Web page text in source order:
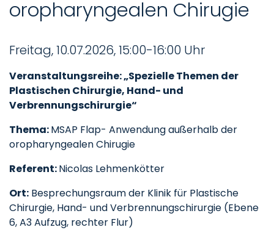
oropharyngealen Chirugie
Freitag, 10.07.2026, 15:00-16:00 Uhr
Veranstaltungsreihe: „Spezielle Themen der
Plastischen Chirurgie, Hand- und
Verbrennungschirurgie“
Thema:MSAP Flap- Anwendung außerhalb der
oropharyngealen Chirugie
Referent:Nicolas Lehmenkötter
Ort: Besprechungsraum der Klinik für Plastische
Chirurgie, Hand- und Verbrennungschirurgie (Ebene
6, A3 Aufzug, rechter Flur)